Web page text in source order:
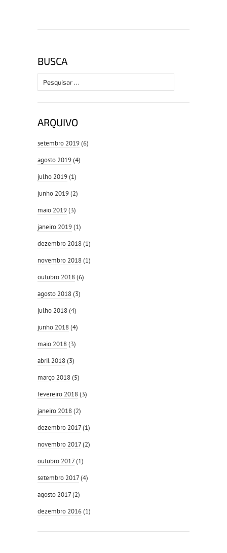
BUSCA
Pesquisar
por:
ARQUIVO
setembro 2019(6)
agosto 2019(4)
julho 2019(1)
junho 2019(2)
maio 2019(3)
janeiro 2019(1)
dezembro 2018(1)
novembro 2018(1)
outubro 2018(6)
agosto 2018(3)
julho 2018(4)
junho 2018(4)
maio 2018(3)
abril 2018(3)
março 2018(5)
fevereiro 2018(3)
janeiro 2018(2)
dezembro 2017(1)
novembro 2017(2)
outubro 2017(1)
setembro 2017(4)
agosto 2017(2)
dezembro 2016(1)